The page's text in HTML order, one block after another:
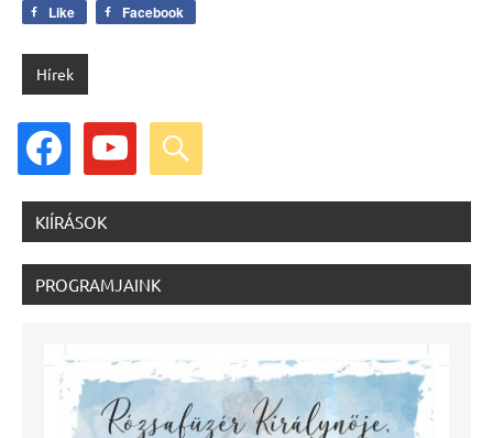
Like Facebook
Hírek
facebook youtube search
KIÍRÁSOK
PROGRAMJAINK